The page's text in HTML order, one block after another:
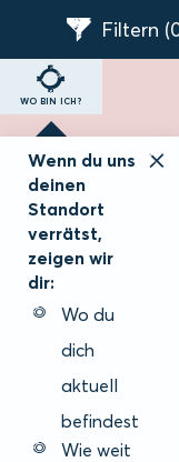
Filtern
WO BIN ICH?
Wenn du uns
deinen
Standort
verrätst,
zeigen wir
dir:
Wo du
dich
aktuell
befindest
Wie weit